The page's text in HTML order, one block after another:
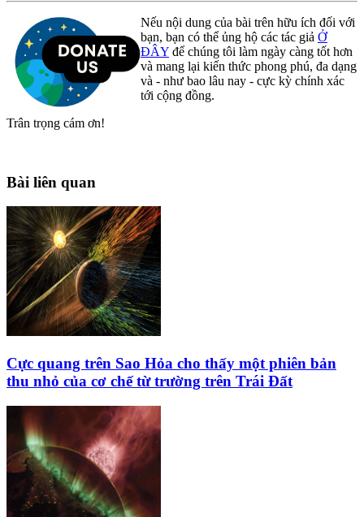
Nếu nội dung của bài trên hữu ích đối với
bạn, bạn có thể ủng hộ các tác giả Ở
ĐÂY để chúng tôi làm ngày càng tốt hơn
và mang lại kiến thức phong phú, đa dạng
và - như bao lâu nay - cực kỳ chính xác
tới cộng đồng.
Trân trọng cám ơn!
Bài liên quan
Cực quang trên Sao Hỏa cho thấy một phiên bản
thu nhỏ của cơ chế từ trường trên Trái Đất